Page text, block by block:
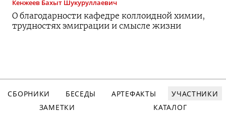
Кенжеев Бахыт Шукуруллаевич
О благодарности кафедре коллоидной химии,
трудностях эмиграции и смысле жизни
СБОРНИКИ БЕСЕДЫ АРТЕФАКТЫ
УЧАСТНИКИ
ЗАМЕТКИ
КАТАЛОГ